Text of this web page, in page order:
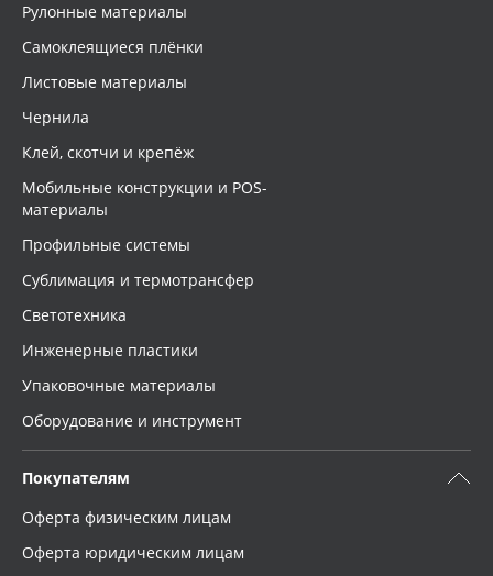
Рулонные материалы
Самоклеящиеся плёнки
Листовые материалы
Чернила
Клей, скотчи и крепёж
Мобильные конструкции и POS-
материалы
Профильные системы
Сублимация и термотрансфер
Светотехника
Инженерные пластики
Упаковочные материалы
Оборудование и инструмент
Покупателям
Оферта физическим лицам
Оферта юридическим лицам